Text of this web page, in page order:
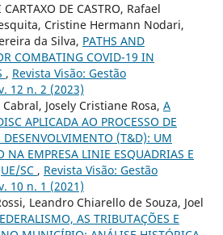
DE CASTRO, Rafael
Cristine Hermann Nodari,
da Silva, PATHS AND
COMBATING COVID-19 IN
, Revista Visão: Gestão
12 n. 2 (2023)
Josely Cristiane Rosa, A
APLICADA AO PROCESSO DE
(T&D): UM
NA EMPRESA LINIE ESQUADRIAS E
SC , Revista Visão: Gestão
10 n. 1 (2021)
Leandro Chiarello de Souza, Joel
AS TRIBUTAÇÕES E